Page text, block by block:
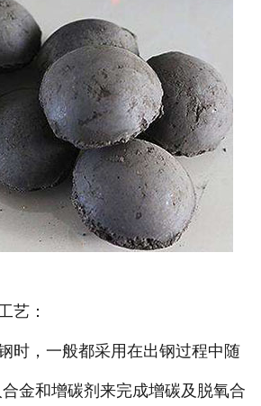
艺：
，一般都采用在出钢过程中随
金和增碳剂来完成增碳及脱氧合